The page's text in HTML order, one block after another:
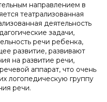
направлением в
театрализованная
деятельность
задачи,
речи ребенка,
развитие, развивают
на развитие речи,
аппарат, что очень
логопедическую группу
речи.